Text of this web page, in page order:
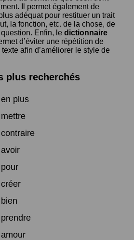
Il permet également de
adéquat pour restituer un trait
la fonction, etc. de la chose, de
Enfin, le dictionnaire
d’éviter une répétition de
afin d’améliorer le style de
plus recherchés
en plus
mettre
contraire
avoir
pour
créer
bien
prendre
amour